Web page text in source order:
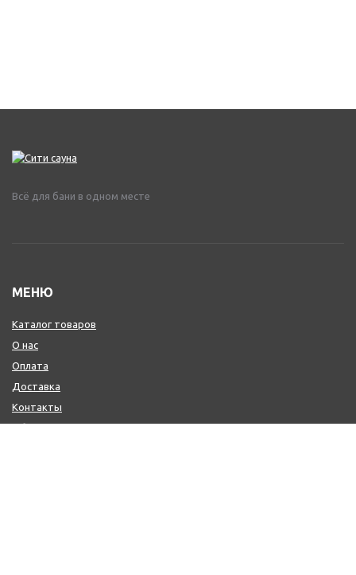
Всё для бани в одном месте
МЕНЮ
Каталог товаров
О нас
Оплата
Доставка
Контакты
Обмен и возврат